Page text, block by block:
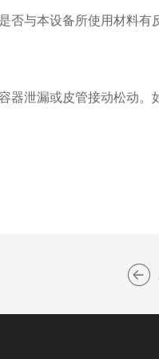
与本设备所使用材料有
泄漏或皮管接动松动。